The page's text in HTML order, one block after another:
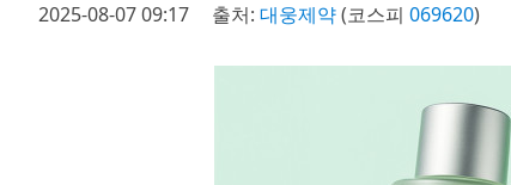
2025-08-07 09:17 출처: 대웅제약(코스피 069620)